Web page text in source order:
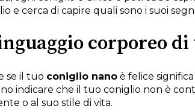
e cerca di capire quali sono i suoi
corporeo
se il tuo coniglio nano è felice
indicare che il tuo coniglio non è
o al suo stile di vita.